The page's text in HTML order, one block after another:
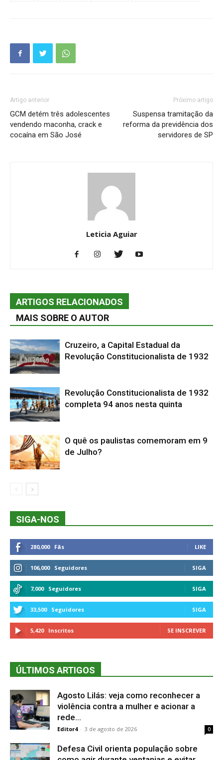
Artigo anterior
GCM detém três adolescentes
vendendo maconha, crack e
cocaína em São José
Próximo artigo
Suspensa tramitação da
reforma da previdência dos
servidores de SP
Leticia Aguiar
ARTIGOS RELACIONADOS
MAIS SOBRE O AUTOR
Cruzeiro, a Capital Estadual da
Revolução Constitucionalista de 1932
Revolução Constitucionalista de 1932
completa 94 anos nesta quinta
O quê os paulistas comemoram em 9
de Julho?
SIGA-NOS
280,000 Fãs LIKE
106,000 Seguidores SIGA
7,000 Seguidores SIGA
33,500 Seguidores SIGA
5,420 Inscritos SE INSCREVER
ÚLTIMOS ARTIGOS
Agosto Lilás: veja como reconhecer a
violência contra a mulher e acionar a
rede...
Editor4 - 3 de agosto de 2026 0
Defesa Civil orienta população sobre